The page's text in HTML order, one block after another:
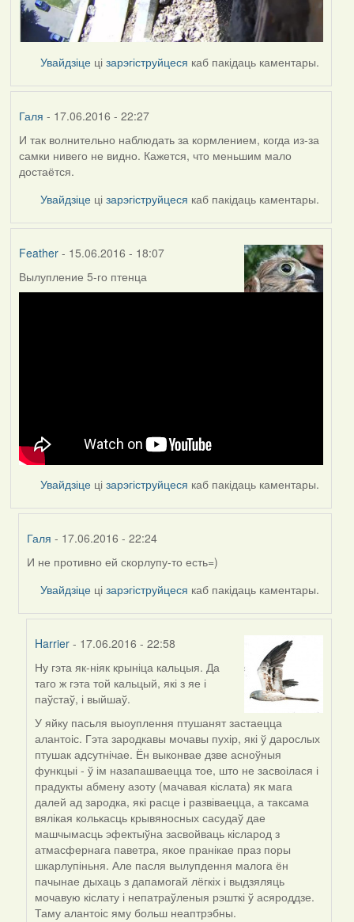
Увайдзіце цізарэгіструйцеся каб пакідаць каментары.
Галя - 17.06.2016 - 22:27
И так волнительно наблюдать за кормлением, когда из-за
самки нивего не видно. Кажется, что меньшим мало
достаётся.
Увайдзіце цізарэгіструйцеся каб пакідаць каментары.
Feather- 15.06.2016 - 18:07
Вылупление 5-го птенца
Увайдзіце цізарэгіструйцеся каб пакідаць каментары.
Галя - 17.06.2016 - 22:24
In
reply
by
И не противно ей скорлупу-то есть=)
Увайдзіце цізарэгіструйцеся каб пакідаць каментары.
Harrier - 17.06.2016 - 22:58
In
reply
to
by
Галя
Ну гэта як-ніяк крыніца кальцыя. Да
таго ж гэта той кальцый, які з яе і
паўстаў, і выйшаў.
У яйку пасьля выоуплення птушанят застаецца
алантоіс. Гэта зародкавы мочавы пухір, які ў дарослых
птушак адсутнічае. Ён выконвае дзве асноўныя
функцыі - ў ім назапашваецца тое, што не засвоілася і
прадукты абмену азоту (мачавая кіслата) як мага
далей ад зародка, які расце і развіваецца, а таксама
вялікая колькасць крывяносных сасудаў дае
машчымасць эфектыўна засвойваць кісларод з
атмасфернага паветра, якое пранікае праз поры
шкарлупіньня. Але пасля вылупдення малога ён
пачынае дыхаць з дапамогай лёгкіх і выдзяляць
мочавую кіслату і непатраўленыя рэшткі ў асяроддзе.
Таму алантоіс яму больш неаптрэбны.